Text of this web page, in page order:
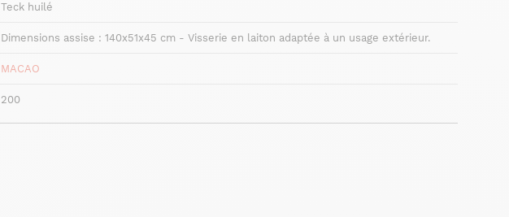
Teck huilé
Dimensions assise : 140x51x45 cm - Visserie en laiton adaptée à un usage extérieur.
MACAO
200